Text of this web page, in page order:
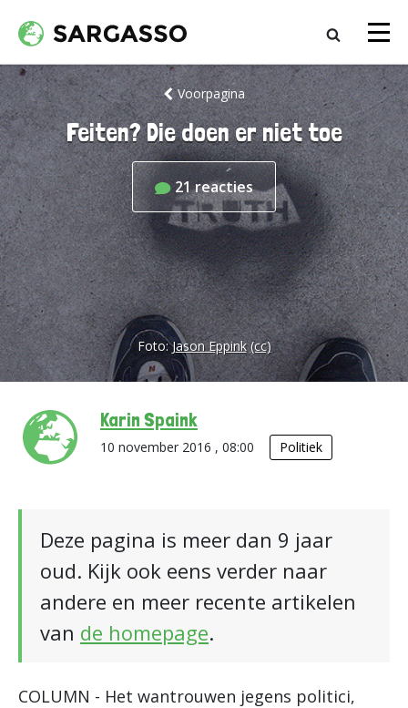
Voorpagina
Feiten? Die doen er niet toe
21reacties
Foto:Jason Eppink (cc)
Karin Spaink
10 november 2016 , 08:00 Politiek
Deze pagina is meer dan 9 jaar
oud. Kijk ook eens verder naar
andere en meer recente artikelen
van de homepage.
COLUMN - Het wantrouwen jegens politici,